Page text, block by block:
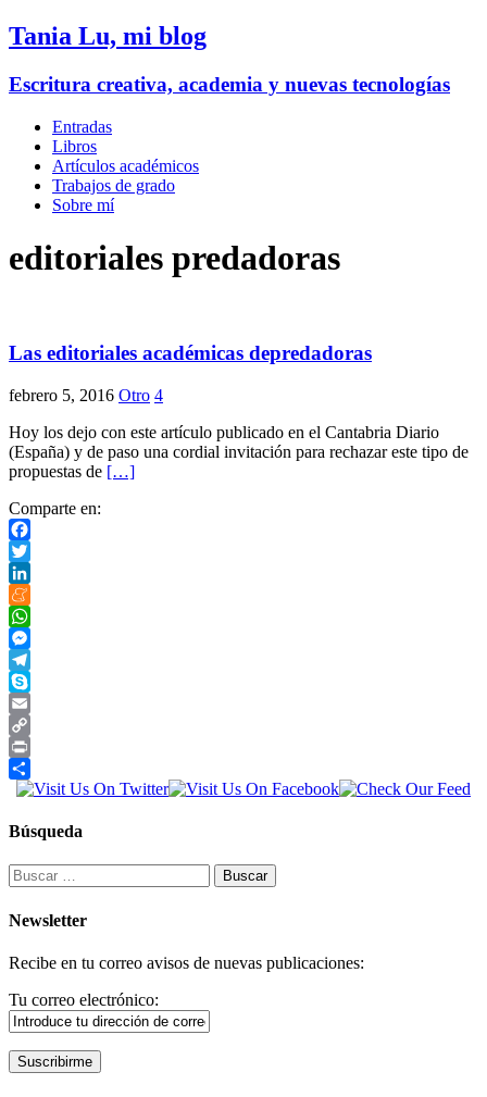
Tania Lu, mi blog
Escritura creativa, academia y nuevas tecnologías
Entradas
Libros
Artículos académicos
Trabajos de grado
Sobre mí
editoriales predadoras
Las editoriales académicas depredadoras
febrero 5, 2016 Otro 4
Hoy los dejo con este artículo publicado en el Cantabria Diario
(España) y de paso una cordial invitación para rechazar este tipo de
propuestas de […]
Comparte en:
Facebook
Twitter
LinkedIn
Meneame
WhatsApp
Messenger
Telegram
Skype
Email
Copy
Link
Print
Compartir
Búsqueda
Buscar:
Newsletter
Recibe en tu correo avisos de nuevas publicaciones:
Tu correo electrónico: